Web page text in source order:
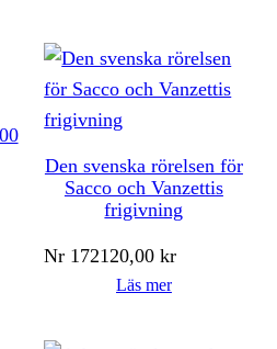
Den svenska rörelsen för
Sacco och Vanzettis
frigivning
Nr 172120,00kr
Läs mer